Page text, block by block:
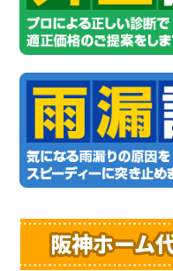
阪神ホーム